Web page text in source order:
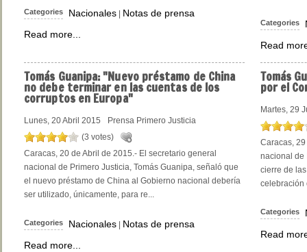
Categories Nacionales | Notas de prensa
Read more...
Categories
Read
Tomás Guanipa: "Nuevo préstamo de China
no debe terminar en las cuentas de los
corruptos en Europa"
Lunes, 20 Abril 2015
Prensa Primero Justicia
(3 votes)
Caracas, 20 de Abril de 2015.- El secretario general
nacional de Primero Justicia, Tomás Guanipa, señaló que
el nuevo préstamo de China al Gobierno nacional debería
ser utilizado, únicamente, para re...
Categories Nacionales
Notas de prensa
Read more...
Tomás
por el
Martes, 29
Caracas,
nacional de
cierre de
celebración
Categories
Read